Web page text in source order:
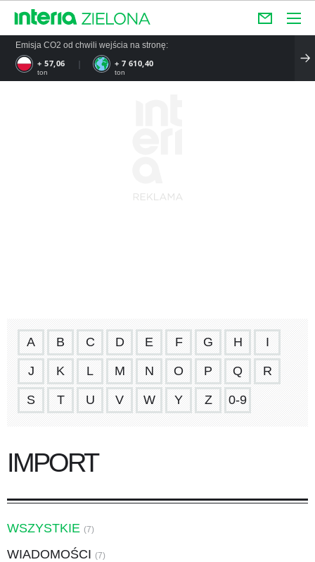
Emisja CO2 od chwili wejścia na stronę:
+ 57,06
ton
+ 7 610,40
ton
A B C D E F G H I
J K L M N O P Q R
S T U V W Y Z 0-9
IMPORT
WSZYSTKIE (7)
WIADOMOŚCI (7)